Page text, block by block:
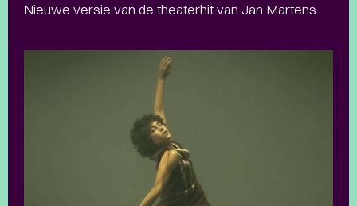
Nieuwe versie van de theaterhit van Jan Martens